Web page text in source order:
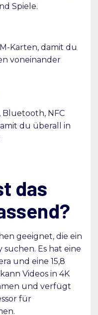
Spiele.
Karten, damit du
voneinander
Bluetooth, NFC
du überall in
das
geeignet, die ein
Es hat eine
und eine 15,8
Videos in 4K
und verfügt
für